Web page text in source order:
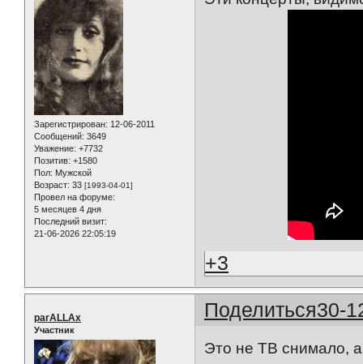
Зарегистрирован: 12-06-2011
Сообщений: 3649
Уважение: +7732
Позитив: +1580
Пол: Мужской
Возраст: 33 [1993-04-01]
Провел на форуме:
5 месяцев 4 дня
Последний визит:
21-06-2026 22:05:19
+3
Поделиться30-
parALLAx
Участник
Это не ТВ снимало,